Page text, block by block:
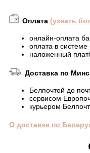
Оплата (узнать
онлайн-оплата
оплата в
наложенный
Доставка по
Белпочтой до
сервисом
курьером
О доставке по